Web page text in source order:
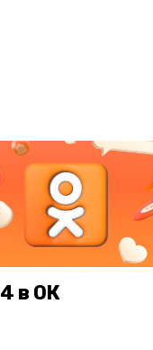
в ОК